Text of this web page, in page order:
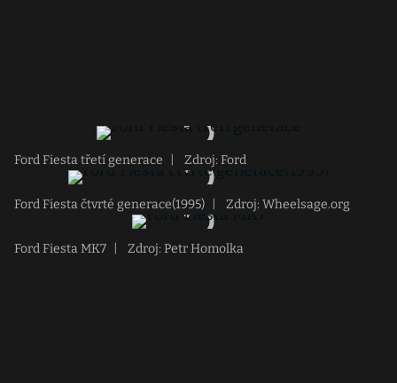
Ford Fiesta třetí generace Zdroj: Ford
Ford Fiesta čtvrté generace(1995) Zdroj: Wheelsage.org
Ford Fiesta MK7 Zdroj: Petr Homolka